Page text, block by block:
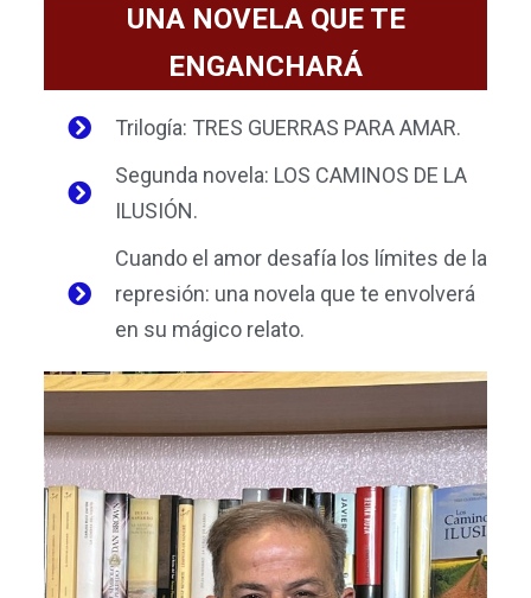
UNA NOVELA QUE TE
ENGANCHARÁ
Trilogía: TRES GUERRAS PARA AMAR.
Segunda novela: LOS CAMINOS DE LA
ILUSIÓN.
Cuando el amor desafía los límites de la
represión: una novela que te envolverá
en su mágico relato.